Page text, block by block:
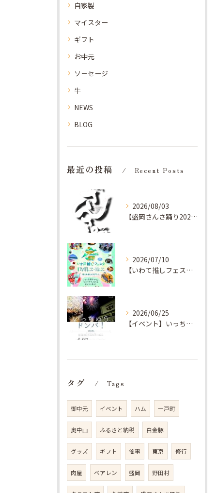
自家製
マイスター
ギフト
お中元
ソ－セージ
牛
NEWS
BLOG
最近の投稿 Recent Posts
2026/08/03
【盛岡さんさ踊り2026】今年も、レキブン前へ！
2026/07/10
【いわて推しフェスタ】ぴょんぴょん舎のキッチンカーでブラートヴルストおすすめです♡
2026/06/25
【イベント】いっちゅうドンパ！に初めて出店します＾＾
タグ Tags
御中元 イベント ハム 一戸町
奥中山 ふるさと納税 白金豚
グッズ ギフト 催事 東京 修行
肉屋 ベアレン 盛岡 野田村